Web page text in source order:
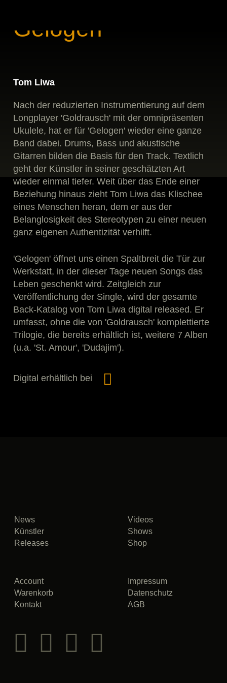
Gelogen
Tom Liwa
Nach der reduzierten Instrumentierung auf dem
Longplayer 'Goldrausch' mit der omnipräsenten
Ukulele, hat er für 'Gelogen' wieder eine ganze
Band dabei. Drums, Bass und akustische
Gitarren bilden die Basis für den Track. Textlich
geht der Künstler in seiner geschätzten Art
wieder einmal tiefer. Weit über das Ende einer
Beziehung hinaus zieht Tom Liwa das Klischee
eines Menschen heran, dem er aus der
Belanglosigkeit des Stereotypen zu einer neuen
ganz eigenen Authentizität verhilft.
'Gelogen' öffnet uns einen Spaltbreit die Tür zur
Werkstatt, in der dieser Tage neuen Songs das
Leben geschenkt wird. Zeitgleich zur
Veröffentlichung der Single, wird der gesamte
Back-Katalog von Tom Liwa digital released. Er
umfasst, ohne die von 'Goldrausch' komplettierte
Trilogie, die bereits erhältlich ist, weitere 7 Alben
(u.a. 'St. Amour', 'Dudajim').
Digital erhältlich bei
News
Künstler
Releases
Videos
Shows
Shop
Account
Warenkorb
Kontakt
Impressum
Datenschutz
AGB